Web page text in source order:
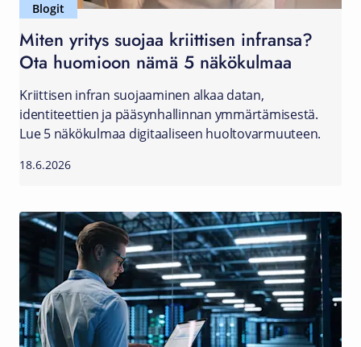
Blogit
Miten yritys suojaa kriittisen infransa?
Ota huomioon nämä 5 näkökulmaa
Kriittisen infran suojaaminen alkaa datan,
identiteettien ja pääsynhallinnan ymmärtämisestä.
Lue 5 näkökulmaa digitaaliseen huoltovarmuuteen.
18.6.2026